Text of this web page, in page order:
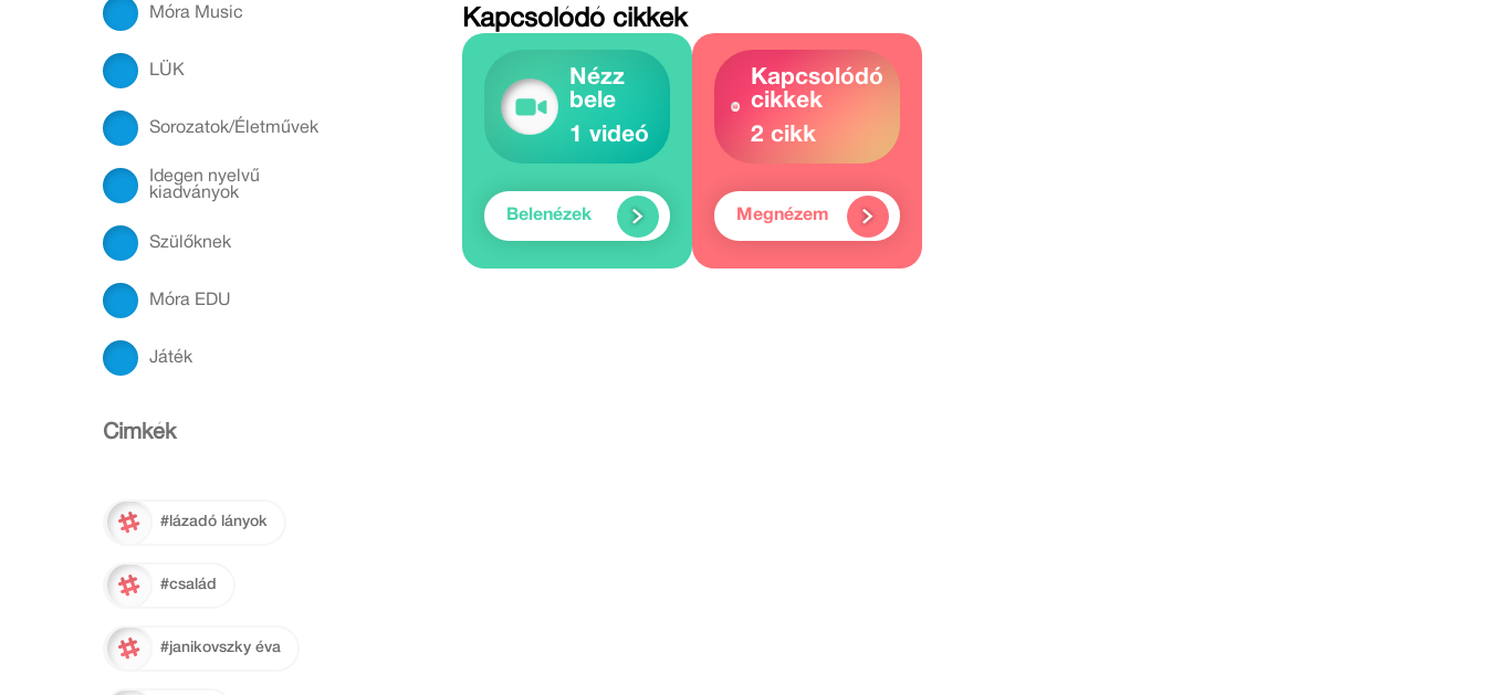
Móra Music
LÜK
Sorozatok/Életművek
Idegen nyelvű
kiadványok
Szülőknek
Móra EDU
Játék
Cimkék
#lázadó lányok
#család
#janikovszky éva
Kapcsolódó cikkek
Nézz
bele
1 videó
Belenézek
Kapcsolódó
cikkek
2 cikk
Megnézem